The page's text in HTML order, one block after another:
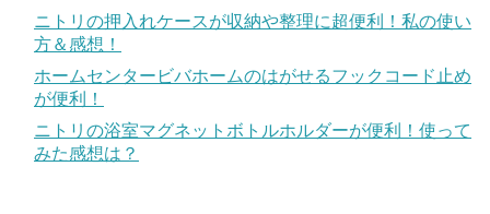
ニトリの押入れケースが収納や整理に超便利！私の使い
方＆感想！
ホームセンタービバホームのはがせるフックコード止め
が便利！
ニトリの浴室マグネットボトルホルダーが便利！使って
みた感想は？